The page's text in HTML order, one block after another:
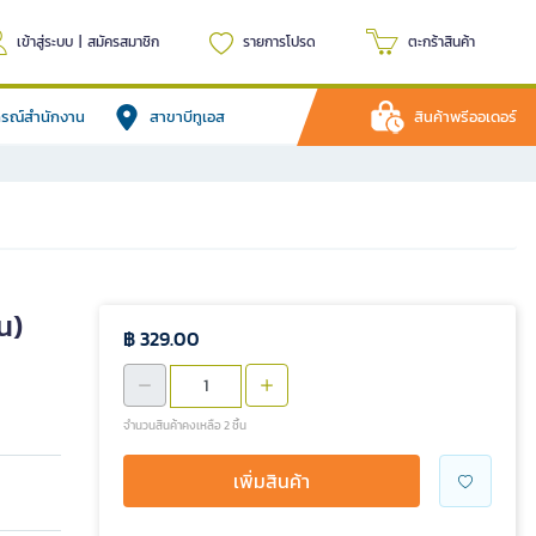
เข้าสู่ระบบ | สมัครสมาชิก รายการโปรด ตะกร้าสินค้า
รณ์สำนักงาน สาขาบีทูเอส สินค้าพรีออเดอร์
) ฿ 329.00
จำนวนสินค้าคงเหลือ 2 ชิ้น
เพิ่มสินค้า